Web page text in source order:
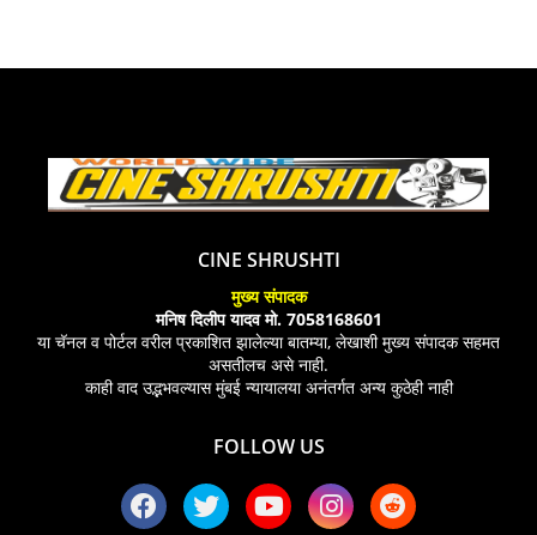
CINE SHRUSHTI
मुख्य संपादक
मनिष दिलीप यादव मो. 7058168601
या चॅनल व पोर्टल वरील प्रकाशित झालेल्या बातम्या, लेखाशी मुख्य संपादक सहमत
असतीलच असे नाही.
काही वाद उद्भभवल्यास मुंबई न्यायालया अनंतर्गत अन्य कुठेही नाही
FOLLOW US